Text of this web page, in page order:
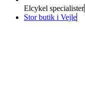
Elcykel specialister
Stor butik i Vejle